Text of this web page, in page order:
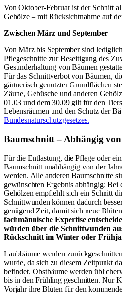
Von Oktober-Februar ist der Schnitt
Gehölze – mit Rücksichtnahme auf
Zwischen März und September
Von März bis September sind
Pflegeschnitte zur Beseitigung des
Gesunderhaltung von Bäumen
Für das Schnittverbot von Bäumen,
gärtnerisch genutzter Grundflächen
Zäune, Gebüsche und anderen
01.03 und dem 30.09 gilt für den
Lebensräumen und den Schutz der
Bundesnaturschutzgesetzes.
Baumschnitt – Abhängig
Für die Entlastung, die Pflege oder
Baumschnitt unabhängig von der
werden. Alle anderen Baumschnitte
gewünschten Ergebnis abhängig: Bei
Gehölzen empfiehlt sich ein Schnitt
Schnittwunden können dadurch
genügend Zeit, damit sich neue
fachmännische Expertise
würden über die Schnittwunden
Rückschnitt im Winter oder
Laubbäume werden
wurde, da sich zu diesem Zeitpunkt
befindet. Obstbäume werden
bis in den Frühling geschnitten. Nur
Vorjahr ihre Blüten für den